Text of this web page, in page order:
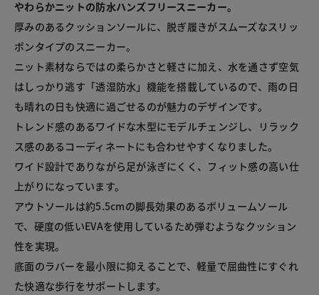
やわらかニットの防水ハンズフリースニーカー。
厚みのあるクッションソールに、脱ぎ履きがスムーズなスリッ
ポンタイプのスニーカー。
ニット素材ならではの柔らかさと軽さに加え、水を通さず空気
はしっかり逃す「透湿防水」機能を搭載しているので、雨の日
も晴れの日も快適に過ごせるのが魅力のデザインです。
トレンド感のあるワイドな木型にモデルチェンジし、リラック
ス感のあるコーディネートにも合わせやすくなりました。
ワイド設計でありながら足が泳ぎにくく、フィット感の高い仕
上がりになっています。
アウトソールは約5.5cmの脚長効果のあるボリュームソール
で、硬度の低いEVAを使用しているため弾むようなクッション
性を実現。
底面のラバーを最小限に抑えることで、軽量で屈曲性にすぐれ
た快適な歩行をサポートします。